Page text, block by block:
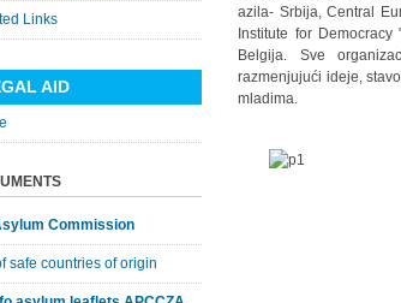
azila- Srbija, Central
Institute for
Belgija. Sve
razmenjujući ideje,
mladima.
Links
AID
Commission
safe countries of origin